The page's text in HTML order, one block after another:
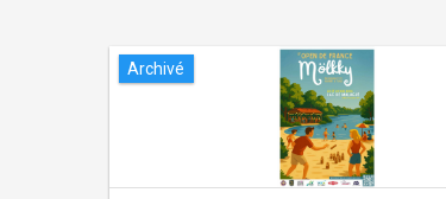
Archivé